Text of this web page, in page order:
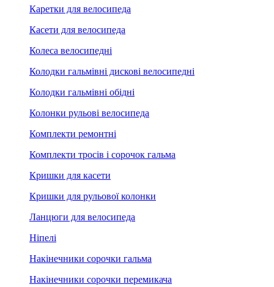
Каретки для велосипеда
Касети для велосипеда
Колеса велосипедні
Колодки гальмівні дискові велосипедні
Колодки гальмівні обідні
Колонки рульові велосипеда
Комплекти ремонтні
Комплекти тросів і сорочок гальма
Кришки для касети
Кришки для рульової колонки
Ланцюги для велосипеда
Ніпелі
Накінечники сорочки гальма
Накінечники сорочки перемикача